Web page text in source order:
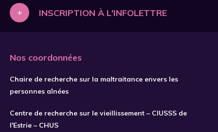
+ INSCRIPTION À L'INFOLETTRE
Nos coordonnées
Chaire de recherche sur la maltraitance envers les
personnes aînées
Centre de recherche sur le vieillissement – CIUSSS de
l'Estrie – CHUS